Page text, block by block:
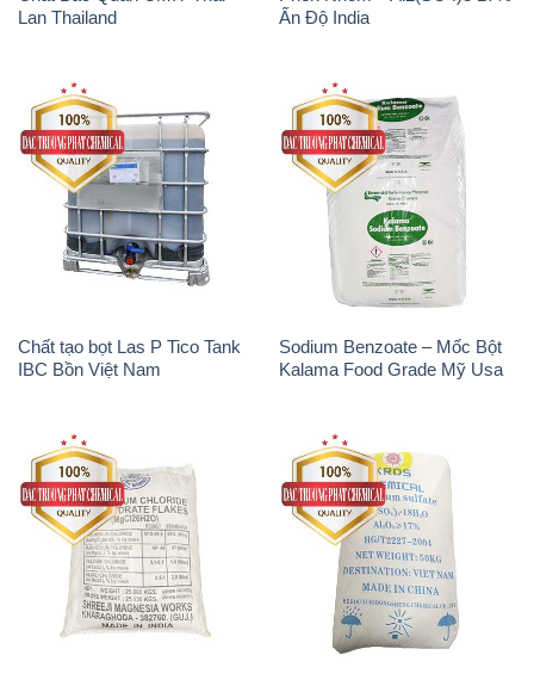
Lan Thailand
Ấn Độ India
Chất tạo bọt Las P Tico Tank
IBC Bồn Việt Nam
Sodium Benzoate – Mốc Bột
Kalama Food Grade Mỹ Usa